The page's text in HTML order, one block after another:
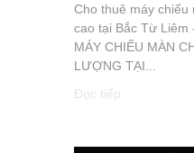
Cho thuê máy
cao tại Bắc Từ Liêm
MÁY CHIẾU MÀN
LƯỢNG TẠI...
Đọc tiếp